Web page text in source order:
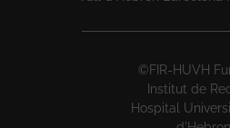
©FIR-HUVH
Institut de
Hospital